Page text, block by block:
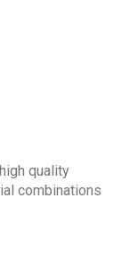
quality
combinations